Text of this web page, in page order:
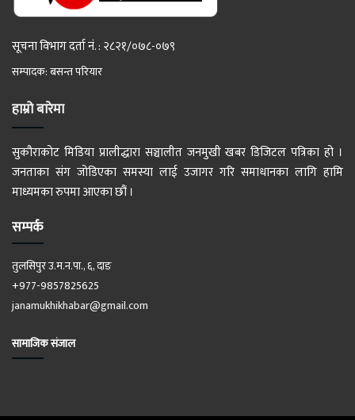
सूचना विभाग दर्ता नं. : २८२१/०७८-०७९
सम्पादक: बसन्त परियार
हाम्रो बारेमा
सुकौराकोट मिडिया प्रालीद्धारा सञ्चालीत जनमुखी खबर डिजिटल पत्रिका हो ।
जनताका संग जोडिएका समस्या लाई उजागर गरि समाधानका लागि हामि
माध्यमका रुपमा आएका छौं ।
सम्पर्क
तुलसिपुर उ.म.न.पा., ६, दाङ
+977-9857825625
janamukhikhabar@gmail.com
सामाजिक संजाल